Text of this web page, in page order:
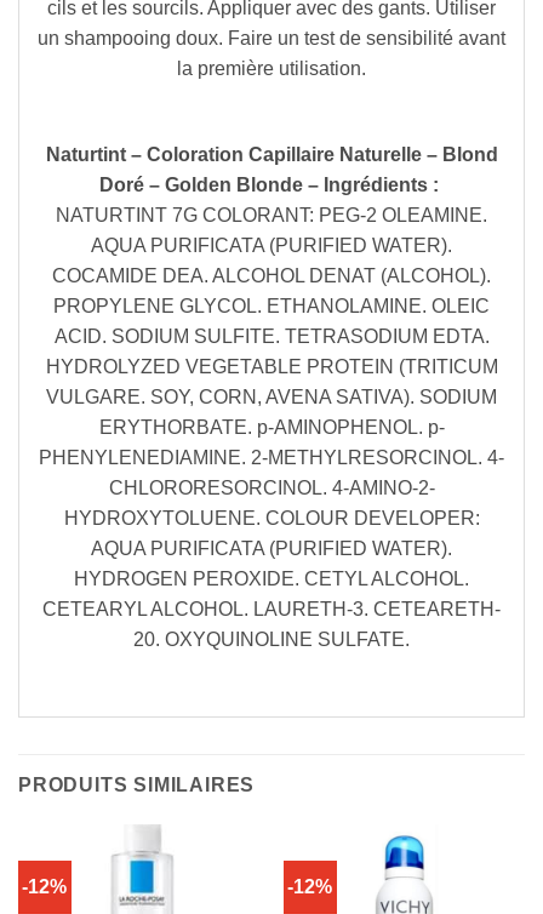
cils et les sourcils. Appliquer avec des gants. Utiliser
un shampooing doux. Faire un test de sensibilité avant
la première utilisation.
Naturtint – Coloration Capillaire Naturelle – Blond
Doré – Golden Blonde – Ingrédients :
NATURTINT 7G COLORANT: PEG-2 OLEAMINE.
AQUA PURIFICATA (PURIFIED WATER).
COCAMIDE DEA. ALCOHOL DENAT (ALCOHOL).
PROPYLENE GLYCOL. ETHANOLAMINE. OLEIC
ACID. SODIUM SULFITE. TETRASODIUM EDTA.
HYDROLYZED VEGETABLE PROTEIN (TRITICUM
VULGARE. SOY, CORN, AVENA SATIVA). SODIUM
ERYTHORBATE. p-AMINOPHENOL. p-
PHENYLENEDIAMINE. 2-METHYLRESORCINOL. 4-
CHLORORESORCINOL. 4-AMINO-2-
HYDROXYTOLUENE. COLOUR DEVELOPER:
AQUA PURIFICATA (PURIFIED WATER).
HYDROGEN PEROXIDE. CETYL ALCOHOL.
CETEARYL ALCOHOL. LAURETH-3. CETEARETH-
20. OXYQUINOLINE SULFATE.
PRODUITS SIMILAIRES
-12% -12%